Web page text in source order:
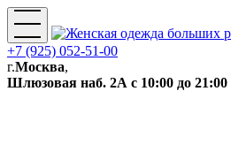
+7 (925) 052-51-00
г.Москва,
Шлюзовая наб. 2А с 10:00 до 21:00